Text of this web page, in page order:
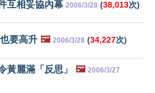
互相妥協內幕 2006/3/28 (38,013次)
要高升 🖼️ 2006/3/28 (34,227次)
黃麗滿「反思」 🖼️ 2006/3/27